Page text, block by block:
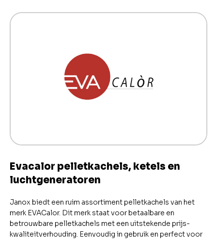
Evacalor pelletkachels, ketels en
luchtgeneratoren
Janox biedt een ruim assortiment pelletkachels van het
merk EVACalor. Dit merk staat voor betaalbare en
betrouwbare pelletkachels met een uitstekende prijs-
kwaliteitverhouding. Eenvoudig in gebruik en perfect voor